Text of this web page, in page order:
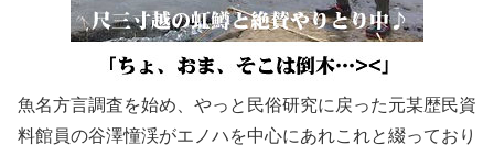
魚名方言調査を始め、やっと民俗研究に戻った元某歴民資
料館員の谷澤憧渓がエノハを中心にあれこれと綴っており